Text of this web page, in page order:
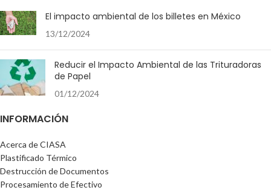
El impacto ambiental de los billetes en México
13/12/2024
Reducir el Impacto Ambiental de las Trituradoras
de Papel
01/12/2024
INFORMACIÓN
Acerca de CIASA
Plastificado Térmico
Destrucción de Documentos
Procesamiento de Efectivo